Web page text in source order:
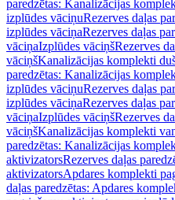
paredzētas: Kanalizācijas
izplūdes vāciņuRezerves daļas
izplūdes vāciņaRezerves daļas
vāciņaIzplūdes vāciņšRezerves
vāciņšKanalizācijas komplekti
paredzētas: Kanalizācijas
izplūdes vāciņuRezerves daļas
izplūdes vāciņaRezerves daļas
vāciņaIzplūdes vāciņšRezerves
vāciņšKanalizācijas komplekti
paredzētas: Kanalizācijas
aktivizatorsRezerves daļas
aktivizatorsApdares komplekti
daļas paredzētas: Apdares